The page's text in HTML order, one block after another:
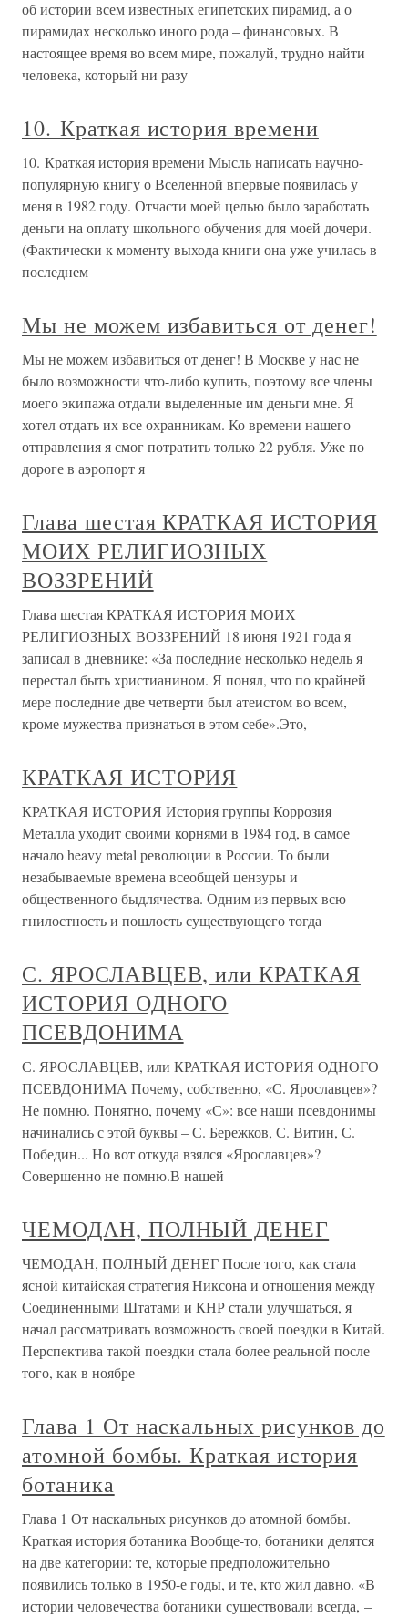
об истории всем известных египетских пирамид, а о
пирамидах несколько иного рода – финансовых. В
настоящее время во всем мире, пожалуй, трудно найти
человека, который ни разу
10. Краткая история времени
10. Краткая история времени Мысль написать научно-
популярную книгу о Вселенной впервые появилась у
меня в 1982 году. Отчасти моей целью было заработать
деньги на оплату школьного обучения для моей дочери.
(Фактически к моменту выхода книги она уже училась в
последнем
Мы не можем избавиться от денег!
Мы не можем избавиться от денег! В Москве у нас не
было возможности что-либо купить, поэтому все члены
моего экипажа отдали выделенные им деньги мне. Я
хотел отдать их все охранникам. Ко времени нашего
отправления я смог потратить только 22 рубля. Уже по
дороге в аэропорт я
Глава шестая КРАТКАЯ ИСТОРИЯ
МОИХ РЕЛИГИОЗНЫХ
ВОЗЗРЕНИЙ
Глава шестая КРАТКАЯ ИСТОРИЯ МОИХ
РЕЛИГИОЗНЫХ ВОЗЗРЕНИЙ 18 июня 1921 года я
записал в дневнике: «За последние несколько недель я
перестал быть христианином. Я понял, что по крайней
мере последние две четверти был атеистом во всем,
кроме мужества признаться в этом себе».Это,
КРАТКАЯ ИСТОРИЯ
КРАТКАЯ ИСТОРИЯ История группы Коррозия
Металла уходит своими корнями в 1984 год, в самое
начало heavy metal революции в России. То были
незабываемые времена всеобщей цензуры и
общественного быдлячества. Одним из первых всю
гнилостность и пошлость существующего тогда
С. ЯРОСЛАВЦЕВ, или КРАТКАЯ
ИСТОРИЯ ОДНОГО
ПСЕВДОНИМА
С. ЯРОСЛАВЦЕВ, или КРАТКАЯ ИСТОРИЯ ОДНОГО
ПСЕВДОНИМА Почему, собственно, «С. Ярославцев»?
Не помню. Понятно, почему «С»: все наши псевдонимы
начинались с этой буквы – С. Бережков, С. Витин, С.
Победин... Но вот откуда взялся «Ярославцев»?
Совершенно не помню.В нашей
ЧЕМОДАН, ПОЛНЫЙ ДЕНЕГ
ЧЕМОДАН, ПОЛНЫЙ ДЕНЕГ После того, как стала
ясной китайская стратегия Никсона и отношения между
Соединенными Штатами и КНР стали улучшаться, я
начал рассматривать возможность своей поездки в Китай.
Перспектива такой поездки стала более реальной после
того, как в ноябре
Глава 1 От наскальных рисунков до
атомной бомбы. Краткая история
ботаника
Глава 1 От наскальных рисунков до атомной бомбы.
Краткая история ботаника Вообще-то, ботаники делятся
на две категории: те, которые предположительно
появились только в 1950-е годы, и те, кто жил давно. «В
истории человечества ботаники существовали всегда, –